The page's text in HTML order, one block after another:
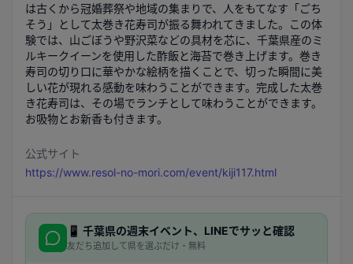
は古くから冠婚葬祭や地域の集まりで、人をもてなす「ごち
そう」として太巻き花寿司が振る舞われてきました。この体
験では、山ごぼうや野沢菜などの具材を芯に、千葉県産のミ
ルキークイーンを使用した酢飯と海苔で巻き上げます。巻き
寿司の切り口に華やかな絵柄を描くことで、切った瞬間に美
しい花が現れる感動を味わうことができます。完成した太巻
き花寿司は、その場でランチとして味わうことができます。
お吸物とお新香も付きます。
公式サイト
https://www.resol-no-mori.com/event/kiji117.html
📱 千葉県の週末イベント、LINEでサッと確認
友だち追加して県を選ぶだけ・無料